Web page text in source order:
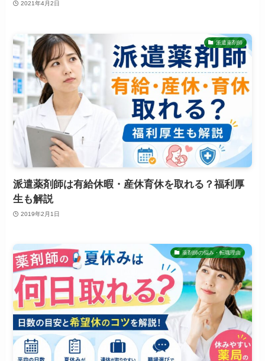
2021年4月2日
派遣薬剤師
派遣薬剤師は有給休暇・産休育休を取れる？福利厚
生も解説
2019年2月1日
薬剤師の悩み・転職理由